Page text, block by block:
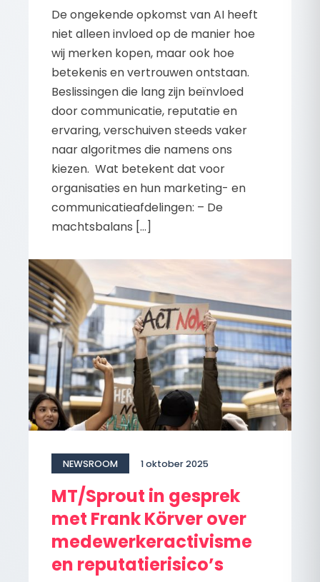
De ongekende opkomst van AI heeft
niet alleen invloed op de manier hoe
wij merken kopen, maar ook hoe
betekenis en vertrouwen ontstaan.
Beslissingen die lang zijn beïnvloed
door communicatie, reputatie en
ervaring, verschuiven steeds vaker
naar algoritmes die namens ons
kiezen. Wat betekent dat voor
organisaties en hun marketing- en
communicatieafdelingen: – De
machtsbalans […]
NEWSROOM 1 oktober 2025
MT/Sprout in gesprek
met Frank Körver over
medewerkeractivisme
en reputatierisico’s